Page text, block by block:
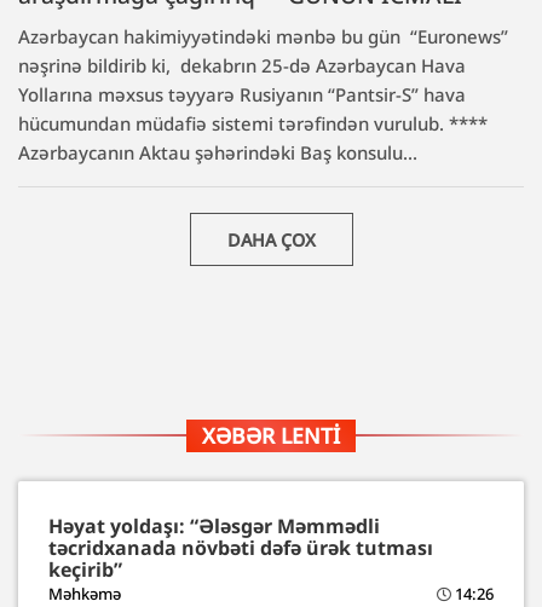
Azərbaycan hakimiyyətindəki mənbə bu gün “Euronews”
nəşrinə bildirib ki, dekabrın 25-də Azərbaycan Hava
Yollarına məxsus təyyarə Rusiyanın “Pantsir-S” hava
hücumundan müdafiə sistemi tərəfindən vurulub. ****
Azərbaycanın Aktau şəhərindəki Baş konsulu...
DAHA ÇOX
XƏBƏR LENTI
Həyat yoldaşı: “Ələsgər Məmmədli
təcridxanada növbəti dəfə ürək tutması
keçirib”
Məhkəmə 14:26